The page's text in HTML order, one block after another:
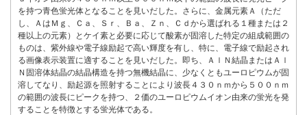
を持つ青色蛍光体となることを見いだした。さらに、金属元素Ａ（ただ
し、ＡはＭｇ、Ｃａ、Ｓｒ、Ｂａ、Ｚｎ、Ｃｄから選ばれる１種または２
種以上の元素）とケイ素と必要に応じて酸素が固溶した特定の組成範囲の
ものは、紫外線や電子線励起で高い輝度を有し、特に、電子線で励起され
る画像表示装置に適することを見いだした。即ち、ＡｌＮ結晶またはＡｌ
Ｎ固溶体結晶の結晶構造を持つ無機結晶に、少なくともユーロピウムが固
溶してなり、励起源を照射することにより波長４３０ｎｍから５００ｎｍ
の範囲の波長にピークを持つ、２価のユーロピウムイオン由来の蛍光を発
することを特徴とする蛍光体である。